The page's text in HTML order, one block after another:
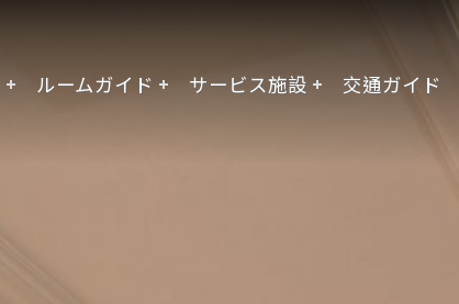
ルームガイド サービス施設 交通ガイド